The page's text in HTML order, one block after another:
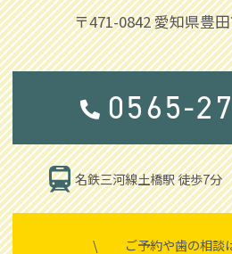
〒471-0842愛知県豊
0565-
名鉄三河線土橋駅 徒歩7分
\ ご予約や歯の相談